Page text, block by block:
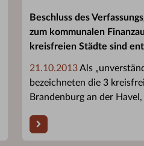
Beschluss des
zum kommunalen
kreisfreien Städte sind
21.10.2013Als
bezeichneten die 3
Brandenburg an der Havel,